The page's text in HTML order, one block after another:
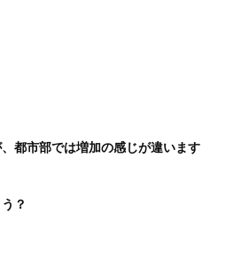
都市部では増加の感じが違います
？